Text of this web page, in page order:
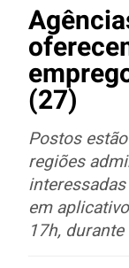
(27)
Postos
regiões
em
17h,